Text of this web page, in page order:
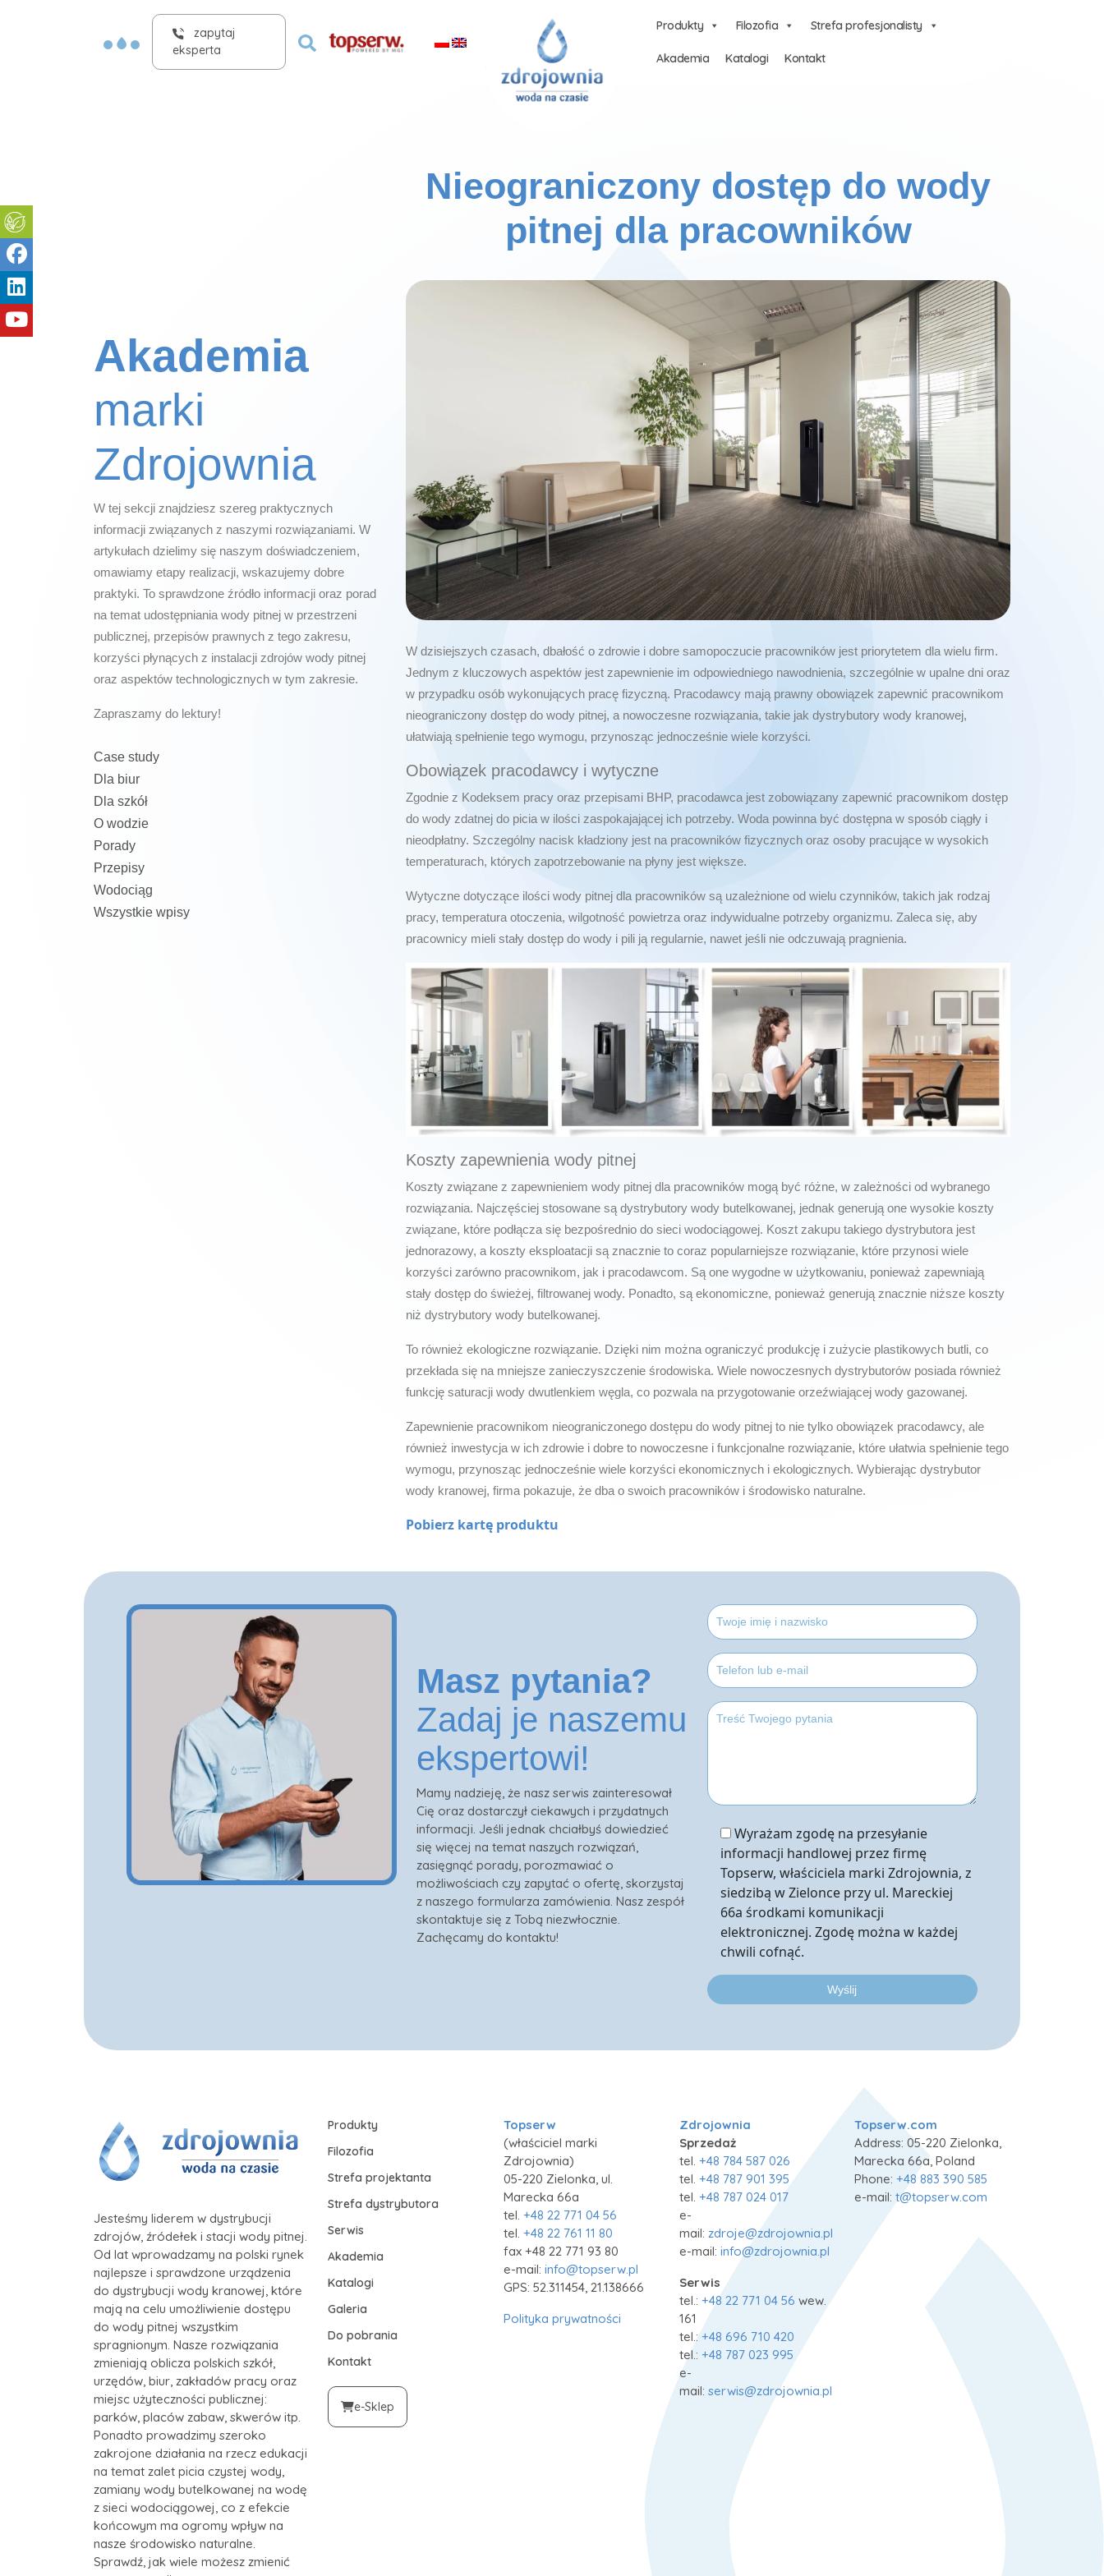
zapytaj
eksperta
Produkty Filozofia Strefa profesjonalisty
Akademia Katalogi Kontakt
Akademia
marki
Zdrojownia
W tej sekcji znajdziesz szereg praktycznych
informacji związanych z naszymi rozwiązaniami. W
artykułach dzielimy się naszym doświadczeniem,
omawiamy etapy realizacji, wskazujemy dobre
praktyki. To sprawdzone źródło informacji oraz porad
na temat udostępniania wody pitnej w przestrzeni
publicznej, przepisów prawnych z tego zakresu,
korzyści płynących z instalacji zdrojów wody pitnej
oraz aspektów technologicznych w tym zakresie.
Zapraszamy do lektury!
Case study
Dla biur
Dla szkół
O wodzie
Porady
Przepisy
Wodociąg
Wszystkie wpisy
Nieograniczony dostęp do wody
pitnej dla pracowników
W dzisiejszych czasach, dbałość o zdrowie i dobre samopoczucie pracowników jest priorytetem dla wielu firm.
Jednym z kluczowych aspektów jest zapewnienie im odpowiedniego nawodnienia, szczególnie w upalne dni oraz
w przypadku osób wykonujących pracę fizyczną. Pracodawcy mają prawny obowiązek zapewnić pracownikom
nieograniczony dostęp do wody pitnej, a nowoczesne rozwiązania, takie jak dystrybutory wody kranowej,
ułatwiają spełnienie tego wymogu, przynosząc jednocześnie wiele korzyści.
Obowiązek pracodawcy i wytyczne
Zgodnie z Kodeksem pracy oraz przepisami BHP, pracodawca jest zobowiązany zapewnić pracownikom dostęp
do wody zdatnej do picia w ilości zaspokajającej ich potrzeby. Woda powinna być dostępna w sposób ciągły i
nieodpłatny. Szczególny nacisk kładziony jest na pracowników fizycznych oraz osoby pracujące w wysokich
temperaturach, których zapotrzebowanie na płyny jest większe.
Wytyczne dotyczące ilości wody pitnej dla pracowników są uzależnione od wielu czynników, takich jak rodzaj
pracy, temperatura otoczenia, wilgotność powietrza oraz indywidualne potrzeby organizmu. Zaleca się, aby
pracownicy mieli stały dostęp do wody i pili ją regularnie, nawet jeśli nie odczuwają pragnienia.
Koszty zapewnienia wody pitnej
Koszty związane z zapewnieniem wody pitnej dla pracowników mogą być różne, w zależności od wybranego
rozwiązania. Najczęściej stosowane są dystrybutory wody butelkowanej, jednak generują one wysokie koszty
związane, które podłącza się bezpośrednio do sieci wodociągowej. Koszt zakupu takiego dystrybutora jest
jednorazowy, a koszty eksploatacji są znacznie to coraz popularniejsze rozwiązanie, które przynosi wiele
korzyści zarówno pracownikom, jak i pracodawcom. Są one wygodne w użytkowaniu, ponieważ zapewniają
stały dostęp do świeżej, filtrowanej wody. Ponadto, są ekonomiczne, ponieważ generują znacznie niższe koszty
niż dystrybutory wody butelkowanej.
To również ekologiczne rozwiązanie. Dzięki nim można ograniczyć produkcję i zużycie plastikowych butli, co
przekłada się na mniejsze zanieczyszczenie środowiska. Wiele nowoczesnych dystrybutorów posiada również
funkcję saturacji wody dwutlenkiem węgla, co pozwala na przygotowanie orzeźwiającej wody gazowanej.
Zapewnienie pracownikom nieograniczonego dostępu do wody pitnej to nie tylko obowiązek pracodawcy, ale
również inwestycja w ich zdrowie i dobre to nowoczesne i funkcjonalne rozwiązanie, które ułatwia spełnienie tego
wymogu, przynosząc jednocześnie wiele korzyści ekonomicznych i ekologicznych. Wybierając dystrybutor
wody kranowej, firma pokazuje, że dba o swoich pracowników i środowisko naturalne.
Pobierz kartę produktu
Masz pytania?
Zadaj je naszemu
ekspertowi!
Mamy nadzieję, że nasz serwis zainteresował
Cię oraz dostarczył ciekawych i przydatnych
informacji. Jeśli jednak chciałbyś dowiedzieć
się więcej na temat naszych rozwiązań,
zasięgnąć porady, porozmawiać o
możliwościach czy zapytać o ofertę, skorzystaj
z naszego formularza zamówienia. Nasz zespół
skontaktuje się z Tobą niezwłocznie.
Zachęcamy do kontaktu!
Wyrażam zgodę na przesyłanie
informacji handlowej przez firmę
Topserw, właściciela marki Zdrojownia, z
siedzibą w Zielonce przy ul. Mareckiej
66a środkami komunikacji
elektronicznej. Zgodę można w każdej
chwili cofnąć.
Jesteśmy liderem w dystrybucji
zdrojów, źródełek i stacji wody pitnej.
Od lat wprowadzamy na polski rynek
najlepsze i sprawdzone urządzenia
do dystrybucji wody kranowej, które
mają na celu umożliwienie dostępu
do wody pitnej wszystkim
spragnionym. Nasze rozwiązania
zmieniają oblicza polskich szkół,
urzędów, biur, zakładów pracy oraz
miejsc użyteczności publicznej:
parków, placów zabaw, skwerów itp.
Ponadto prowadzimy szeroko
zakrojone działania na rzecz edukacji
na temat zalet picia czystej wody,
zamiany wody butelkowanej na wodę
z sieci wodociągowej, co z efekcie
końcowym ma ogromy wpływ na
nasze środowisko naturalne.
Sprawdź, jak wiele możesz zmienić
Produkty
Filozofia
Strefa projektanta
Strefa dystrybutora
Serwis
Akademia
Katalogi
Galeria
Do pobrania
Kontakt
e-Sklep
Topserw
(właściciel marki
Zdrojownia)
05-220 Zielonka, ul.
Marecka 66a
tel. +48 22 771 04 56
tel. +48 22 761 11 80
fax +48 22 771 93 80
e-mail: info@topserw.pl
GPS: 52.311454, 21.138666
Polityka prywatności
Zdrojownia
Sprzedaż
tel. +48 784 587 026
tel. +48 787 901 395
tel. +48 787 024 017
e-
mail: zdroje@zdrojownia.pl
e-mail: info@zdrojownia.pl
Serwis
tel.: +48 22 771 04 56 wew.
161
tel.: +48 696 710 420
tel.: +48 787 023 995
e-
mail: serwis@zdrojownia.pl
Topserw.com
Address: 05-220 Zielonka,
Marecka 66a, Poland
Phone:+48 883 390 585
e-mail:t@topserw.com